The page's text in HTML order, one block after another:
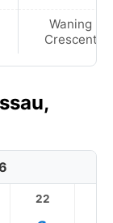
Waning
Crescent
22